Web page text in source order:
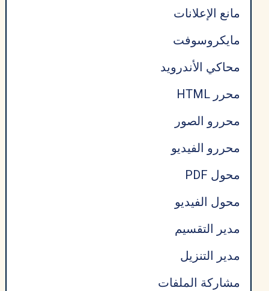
مانع الإعلانات
مايكروسوفت
محاكي الأندرويد
محرر HTML
محررو الصور
محررو الفيديو
محول PDF
محول الفيديو
مدير التقسيم
مدير التنزيل
مشاركة الملفات